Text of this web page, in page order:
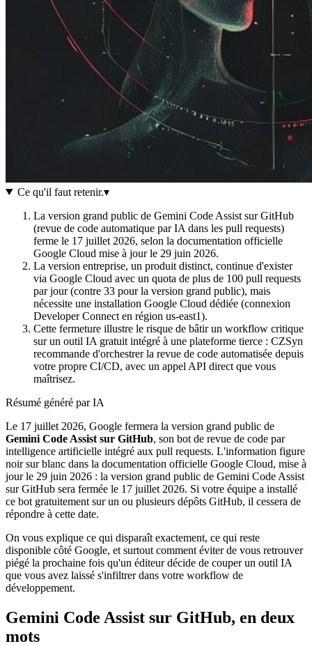
Ce qu'il faut retenir.▾
La version grand public de Gemini Code Assist sur GitHub
(revue de code automatique par IA dans les pull requests)
ferme le 17 juillet 2026, selon la documentation officielle
Google Cloud mise à jour le 29 juin 2026.
La version entreprise, un produit distinct, continue d'exister
via Google Cloud avec un quota de plus de 100 pull requests
par jour (contre 33 pour la version grand public), mais
nécessite une installation Google Cloud dédiée (connexion
Developer Connect en région us-east1).
Cette fermeture illustre le risque de bâtir un workflow critique
sur un outil IA gratuit intégré à une plateforme tierce : CZSyn
recommande d'orchestrer la revue de code automatisée depuis
votre propre CI/CD, avec un appel API direct que vous
maîtrisez.
Résumé généré par IA
Le 17 juillet 2026, Google fermera la version grand public de
Gemini Code Assist sur GitHub, son bot de revue de code par
intelligence artificielle intégré aux pull requests. L'information figure
noir sur blanc dans la documentation officielle Google Cloud, mise à
jour le 29 juin 2026 : la version grand public de Gemini Code Assist
sur GitHub sera fermée le 17 juillet 2026. Si votre équipe a installé
ce bot gratuitement sur un ou plusieurs dépôts GitHub, il cessera de
répondre à cette date.
On vous explique ce qui disparaît exactement, ce qui reste
disponible côté Google, et surtout comment éviter de vous retrouver
piégé la prochaine fois qu'un éditeur décide de couper un outil IA
que vous avez laissé s'infiltrer dans votre workflow de
développement.
Gemini Code Assist sur GitHub, en deux
mots